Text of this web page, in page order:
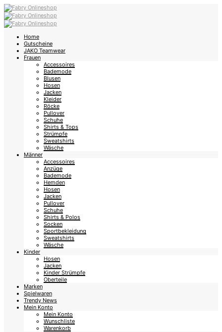
Home
Gutscheine
JAKO Teamwear
Frauen
Accessoires
Bademode
Blusen
Hosen
Jacken
Kleider
Röcke
Pullover
Schuhe
Shirts & Tops
Strümpfe
Sweatshirts
Wäsche
Männer
Accessoires
Anzüge
Bademode
Hemden
Hosen
Jacken
Pullover
Schuhe
Shirts & Polos
Socken
Sportbekleidung
Sweatshirts
Wäsche
Kinder
Hosen
Jacken
Kinder Strümpfe
Oberteile
Marken
Spielwaren
Trendy News
Mein Konto
Mein Konto
Wunschliste
Warenkorb